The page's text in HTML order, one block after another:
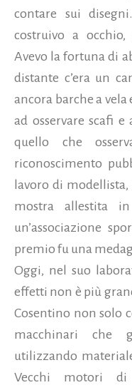
contare sui
costruivo a occhio,
Avevo la fortuna di
distante c’era un
ancora barche a
ad osservare scafi
quello che
riconoscimento
lavoro di
mostra allestita
un’associazione
premio fu una
Oggi, nel suo
effetti non è più
Cosentino non solo
macchinari che
utilizzando
Vecchi motori